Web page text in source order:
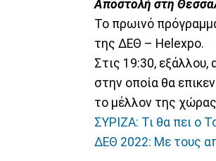
Αποστολή στη
Το πρωινό
της ΔΕΘ – Helexpo.
Στις 19:30, εξάλλου,
στην οποία θα
το μέλλον της
ΣΥΡΙΖΑ: Τι θα πει ο
ΔΕΘ 2022: Με τους